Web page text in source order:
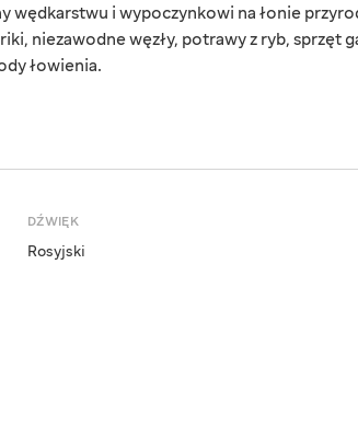
wędkarstwu i wypoczynkowi na łonie
niezawodne węzły, potrawy z ryb, sprzęt
łowienia.
DŹWIĘK
Rosyjski